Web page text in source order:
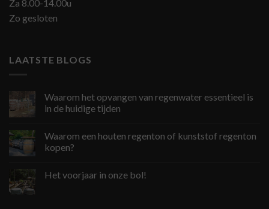
Za 8.00-14.00u
Zo gesloten
LAATSTE BLOGS
Waarom het opvangen van regenwater essentieel is
in de huidige tijden
Waarom een houten regenton of kunststof regenton
kopen?
Het voorjaar in onze bol!